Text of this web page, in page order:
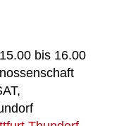
bis 16.00